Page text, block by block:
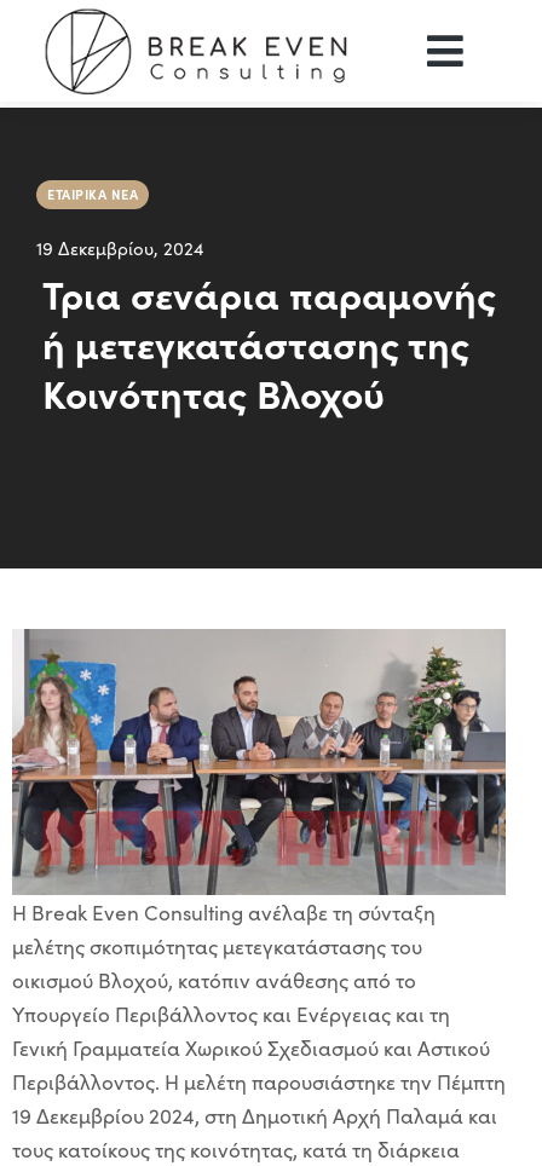
ΕΤΑΙΡΙΚΆ ΝΈΑ
19 Δεκεμβρίου, 2024
Τρια σενάρια παραμονής
ή μετεγκατάστασης της
Κοινότητας Βλοχού
Η Βreak Even Consulting ανέλαβε τη σύνταξη
μελέτηςσκοπιμότητας μετεγκατάστασηςτου
οικισμού Βλοχού, κατόπιν ανάθεσης από το
Υπουργείο Περιβάλλοντος και Ενέργειας και τη
Γενική Γραμματεία Χωρικού Σχεδιασμού και Αστικού
Περιβάλλοντος. Η μελέτη παρουσιάστηκε την Πέμπτη
19 Δεκεμβρίου 2024, στη Δημοτική Αρχή Παλαμά και
τους κατοίκους της κοινότητας, κατά τη διάρκεια